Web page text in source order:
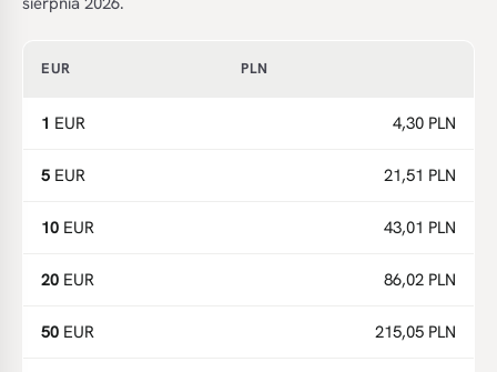
EUR PLN
1 EUR 4,30 PLN
5 EUR 21,51 PLN
10 EUR 43,01 PLN
20 EUR 86,02 PLN
50 EUR 215,05 PLN